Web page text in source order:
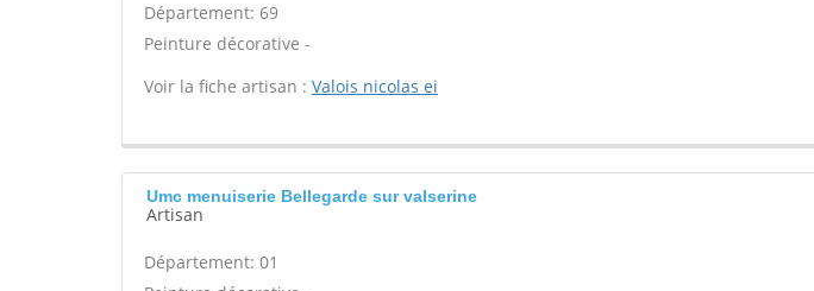
Département: 69
Peinture décorative -
Voir la fiche artisan : Valois nicolas ei
Umc menuiserie Bellegarde sur valserine
Artisan
Département: 01